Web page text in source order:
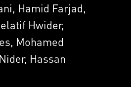
Hamid Farjad,
Hwider,
Mohamed
Hassan